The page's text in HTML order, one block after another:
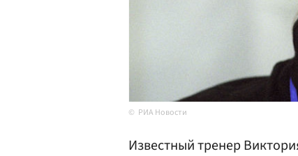
РИА Новости
Известный тренер